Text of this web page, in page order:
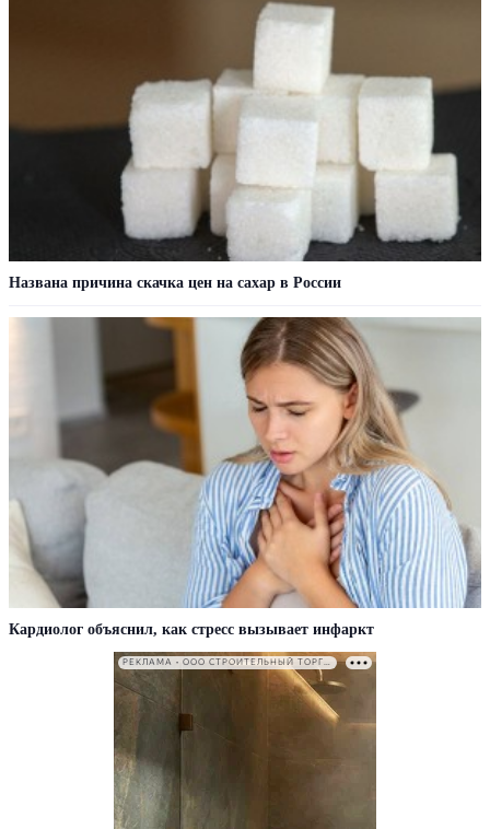
Названа причина скачка цен на сахар в России
Кардиолог объяснил, как стресс вызывает инфаркт
РЕКЛАМА • ООО СТРОИТЕЛЬНЫЙ ТОРГОВЫЙ ДОМ «ПЕТРОВИЧ». ИНН: 7802348846